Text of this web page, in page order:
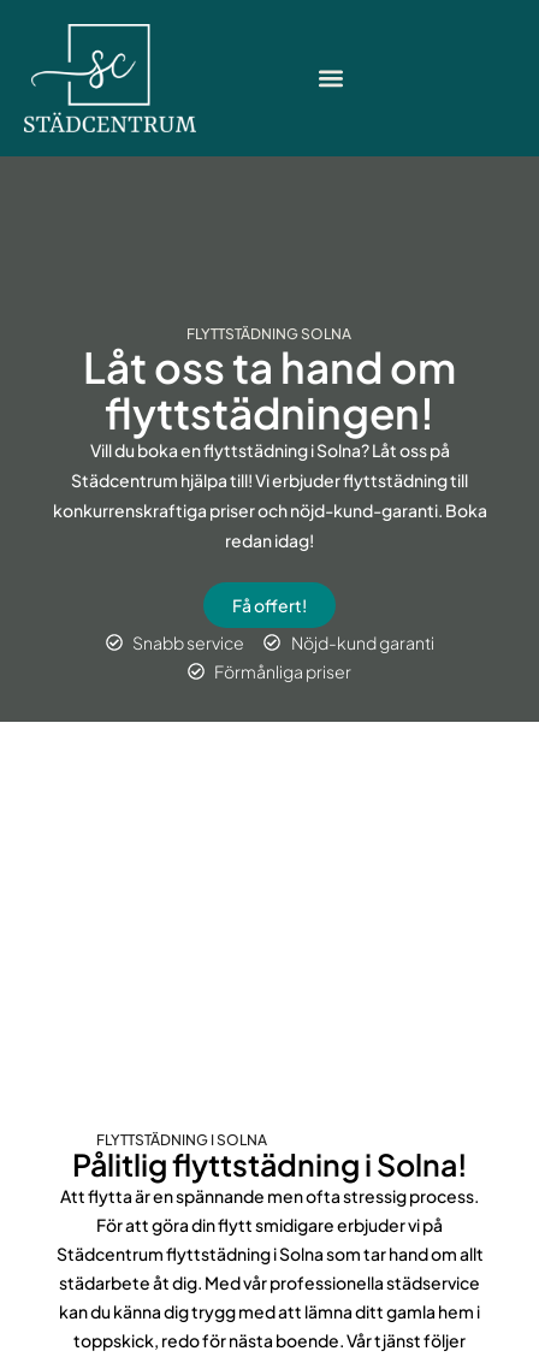
innehåll
FLYTTSTÄDNING SOLNA
Låt oss ta hand om
flyttstädningen!
Vill du boka en flyttstädning i Solna? Låt oss på
Städcentrum hjälpa till! Vi erbjuder flyttstädning till
konkurrenskraftiga priser och nöjd-kund-garanti. Boka
redan idag!
Få offert!
Snabb service
Nöjd-kund garanti
Förmånliga priser
FLYTTSTÄDNING I SOLNA
Pålitlig flyttstädning i Solna!
Att flytta är en spännande men ofta stressig process.
För att göra din flytt smidigare erbjuder vi på
Städcentrum flyttstädning i Solna som tar hand om allt
städarbete åt dig. Med vår professionella städservice
kan du känna dig trygg med att lämna ditt gamla hem i
toppskick, redo för nästa boende. Vår tjänst följer